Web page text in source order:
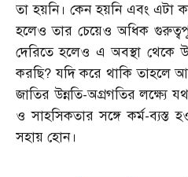
তা হয়নি। কেন হয়নি এবং এটা
হলেও তার চেয়েও অধিক
দেরিতে হলেও এ অবস্থা থেকে
করছি?যদি করে থাকি তাহলে
জাতির উন্নতি-অগ্রগতির লক্ষ্যে
ও সাহসিকতার সঙ্গে কর্ম-ব্যস্ত
সহায় হোন।